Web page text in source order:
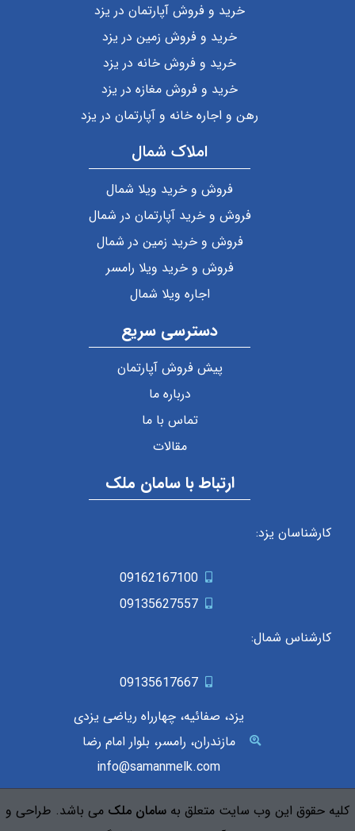
خرید و فروش آپارتمان در یزد
خرید و فروش زمین در یزد
خرید و فروش خانه در یزد
خرید و فروش مغازه در یزد
رهن و اجاره خانه و آپارتمان در یزد
املاک شمال
فروش و خرید ویلا شمال
فروش و خرید آپارتمان در شمال
فروش و خرید زمین در شمال
فروش و خرید ویلا رامسر
اجاره ویلا شمال
دسترسی سریع
پیش فروش آپارتمان
درباره ما
تماس با ما
مقالات
ارتباط با سامان ملک
کارشناسان یزد:
09162167100
09135627557
کارشناس شمال:
09135617667
یزد، صفائیه، چهارراه ریاضی یزدی
مازندران، رامسر، بلوار امام رضا
info@samanmelk.com
کلیه حقوق این وب سایت متعلق به سامان ملک می باشد. طراحی و